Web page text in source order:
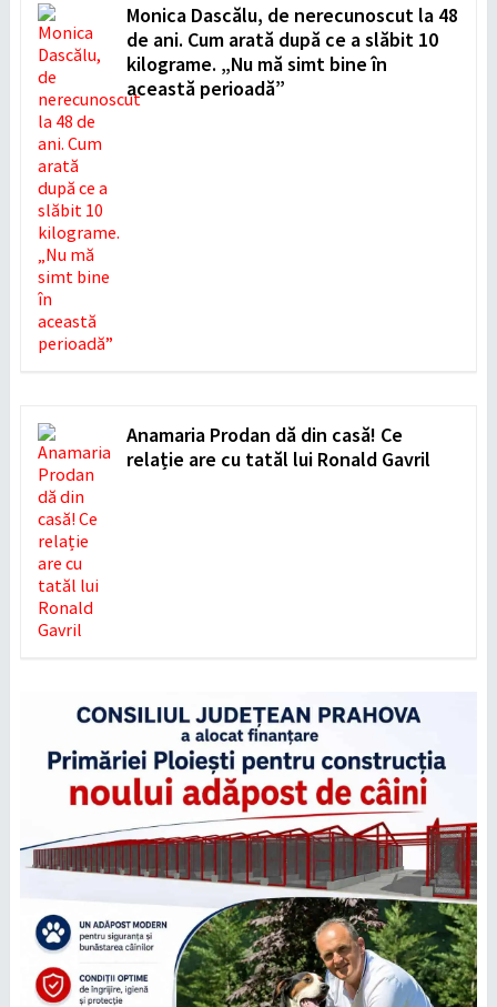
Monica Dascălu, de nerecunoscut la 48
de ani. Cum arată după ce a slăbit 10
kilograme. „Nu mă simt bine în
această perioadă”
Anamaria Prodan dă din casă! Ce
relație are cu tatăl lui Ronald Gavril